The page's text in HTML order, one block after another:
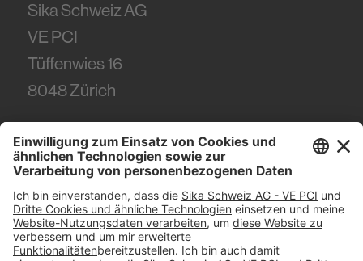
Sika Schweiz AG
VE PCI
Tüffenwies 16
8048Zürich
#PCI